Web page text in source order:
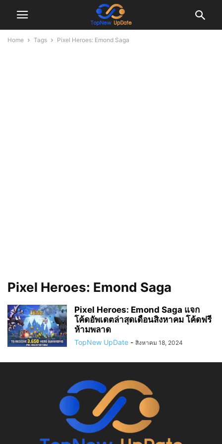
Home Tags Pixel Heroes: Emond Saga
Pixel Heroes: Emond Saga
Pixel Heroes: Emond Saga แจก
โค้ดอัพเดตล่าสุดเดือนสิงหาคม โค้ดฟรี
ห้ามพลาด
TopNew UpDate - สิงหาคม 18, 2024